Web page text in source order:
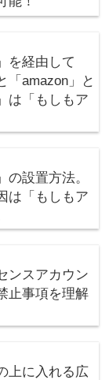
を経由して
「amazon」と
は「もしもア
設置方法。
は「もしもア
ンスアカウン
止事項を理解
上に入れる広